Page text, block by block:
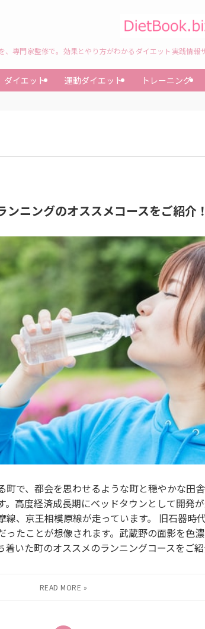
、専門家監修で。効果とやり方がわかるダイエット実践情報
ダイエット 運動ダイエット トレーニング
ンニングのオススメコースをご紹介！
で、都会を思わせるような町と穏やかな田
高度経済成長期にベッドタウンとして開発
、京王相模原線が走っています。 旧石器時
たことが想像されます。武蔵野の面影を色濃
いた町のオススメのランニングコースをご